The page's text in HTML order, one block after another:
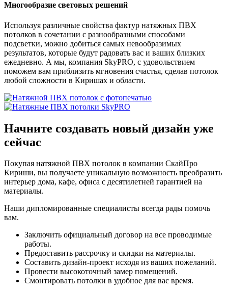
Многообразие световых решений
Используя различные свойства фактур натяжных ПВХ
потолков в сочетании с разнообразными способами
подсветки, можно добиться самых невообразимых
результатов, которые будут радовать вас и ваших близких
ежедневно. А мы, компания SkyPRO, с удовольствием
поможем вам приблизить мгновения счастья, сделав потолок
любой сложности в Киришах и области.
Начните создавать новый дизайн уже
сейчас
Покупая натяжной ПВХ потолок в компании СкайПро
Кириши, вы получаете уникальную возможность преобразить
интерьер дома, кафе, офиса с десятилетней гарантией на
материалы.
Наши дипломированные специалисты всегда рады помочь
вам.
Заключить официальный договор на все проводимые
работы.
Предоставить рассрочку и скидки на материалы.
Составить дизайн-проект исходя из ваших пожеланий.
Провести высокоточный замер помещений.
Смонтировать потолки в удобное для вас время.